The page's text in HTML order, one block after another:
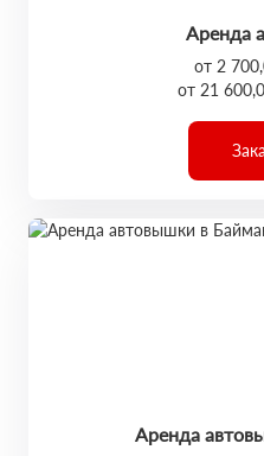
Аренда
от 2
от 21
Аренда